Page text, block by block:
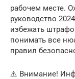
рабочем месте.
руководство
избежать
понимать все
правил
⚠️ Внимание!